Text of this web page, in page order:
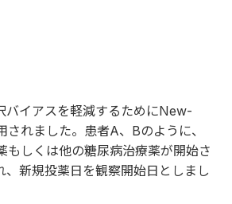
バイアスを軽減するためにNew-
れました。患者A、Bのように、
もしくは他の糖尿病治療薬が開始さ
、新規投薬日を観察開始日としまし